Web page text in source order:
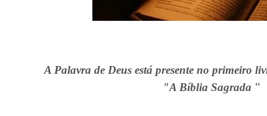
A Palavra de Deus está presente no primeiro
"A Bíblia Sagrada "